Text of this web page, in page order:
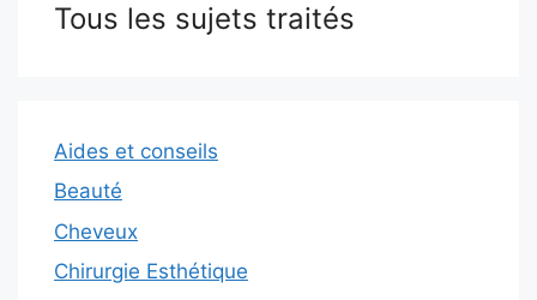
Tous les sujets traités
Aides et conseils
Beauté
Cheveux
Chirurgie Esthétique